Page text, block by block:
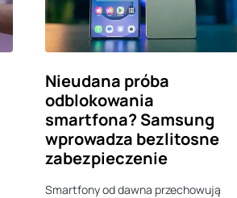
Nieudana próba
odblokowania
smartfona? Samsung
wprowadza bezlitosne
zabezpieczenie
Smartfony od dawna przechowują